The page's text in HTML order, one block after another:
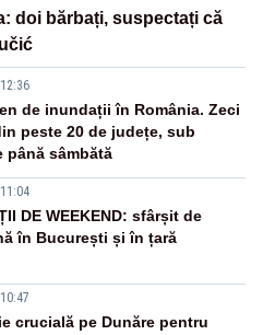
doi bărbați, suspectați că
de inundații în România. Zeci
peste 20 de județe, sub
până sâmbătă
DE WEEKEND: sfârșit de
în București și în țară
crucială pe Dunăre pentru